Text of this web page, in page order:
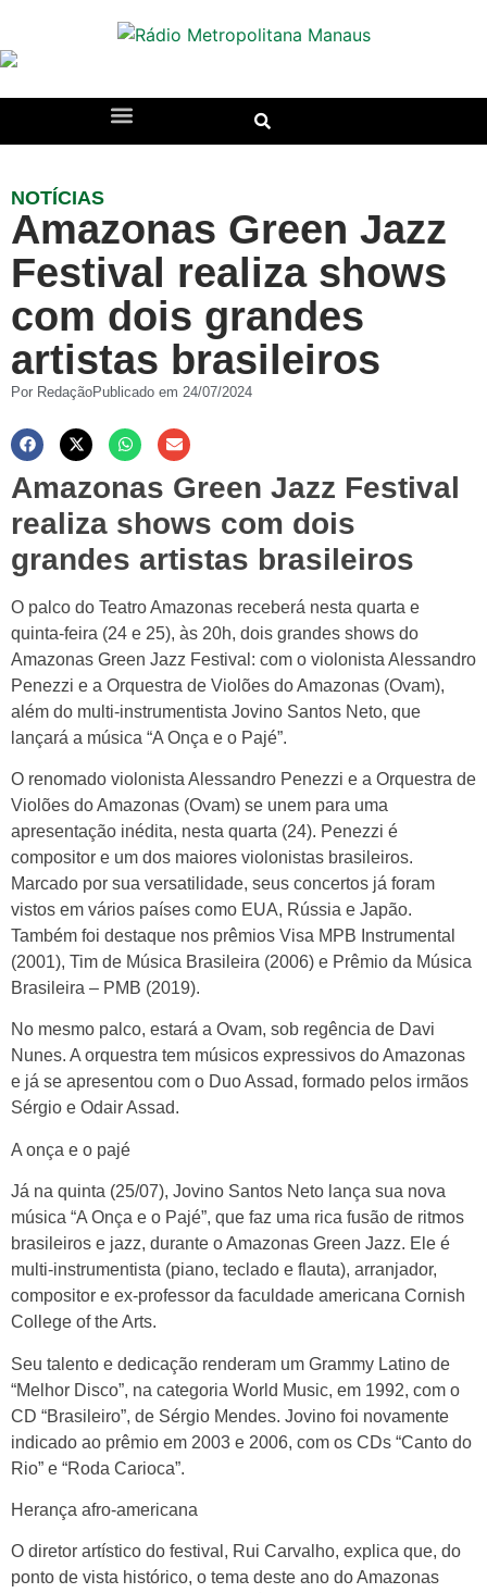
NOTÍCIAS
Amazonas Green Jazz
Festival realiza shows
com dois grandes
artistas brasileiros
Por RedaçãoPublicado em 24/07/2024
Amazonas Green Jazz Festival
realiza shows com dois
grandes artistas brasileiros
O palco do Teatro Amazonas receberá nesta quarta e
quinta-feira (24 e 25), às 20h, dois grandes shows do
Amazonas Green Jazz Festival: com o violonista Alessandro
Penezzi e a Orquestra de Violões do Amazonas (Ovam),
além do multi-instrumentista Jovino Santos Neto, que
lançará a música “A Onça e o Pajé”.
O renomado violonista Alessandro Penezzi e a Orquestra de
Violões do Amazonas (Ovam) se unem para uma
apresentação inédita, nesta quarta (24). Penezzi é
compositor e um dos maiores violonistas brasileiros.
Marcado por sua versatilidade, seus concertos já foram
vistos em vários países como EUA, Rússia e Japão.
Também foi destaque nos prêmios Visa MPB Instrumental
(2001), Tim de Música Brasileira (2006) e Prêmio da Música
Brasileira – PMB (2019).
No mesmo palco, estará a Ovam, sob regência de Davi
Nunes. A orquestra tem músicos expressivos do Amazonas
e já se apresentou com o Duo Assad, formado pelos irmãos
Sérgio e Odair Assad.
A onça e o pajé
Já na quinta (25/07), Jovino Santos Neto lança sua nova
música “A Onça e o Pajé”, que faz uma rica fusão de ritmos
brasileiros e jazz, durante o Amazonas Green Jazz. Ele é
multi-instrumentista (piano, teclado e flauta), arranjador,
compositor e ex-professor da faculdade americana Cornish
College of the Arts.
Seu talento e dedicação renderam um Grammy Latino de
“Melhor Disco”, na categoria World Music, em 1992, com o
CD “Brasileiro”, de Sérgio Mendes. Jovino foi novamente
indicado ao prêmio em 2003 e 2006, com os CDs “Canto do
Rio” e “Roda Carioca”.
Herança afro-americana
O diretor artístico do festival, Rui Carvalho, explica que, do
ponto de vista histórico, o tema deste ano do Amazonas